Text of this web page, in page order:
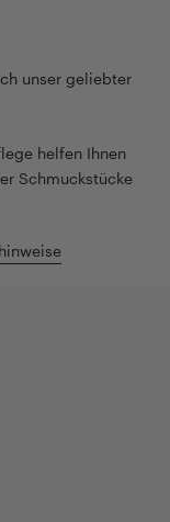
unser geliebter
helfen Ihnen
Schmuckstücke